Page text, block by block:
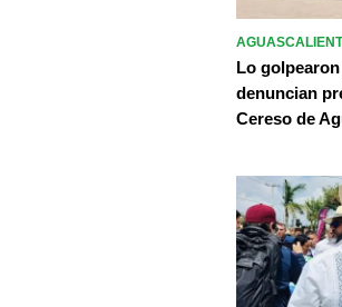
Lo
denuncian
Cereso de